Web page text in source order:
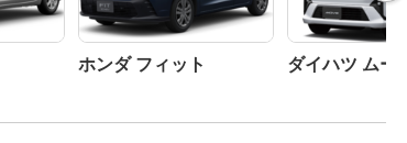
ホンダ フィット ダイハツ ムーヴ